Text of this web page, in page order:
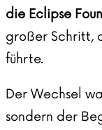
die Eclipse
großer Schritt,
führte.
Der Wechsel
sondern der